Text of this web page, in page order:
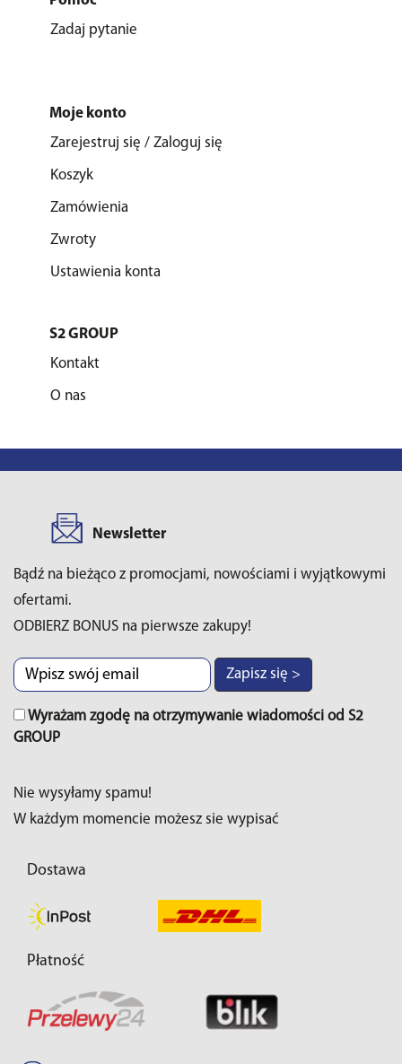
Zadaj pytanie
Moje konto
Zarejestruj się / Zaloguj się
Koszyk
Zamówienia
Zwroty
Ustawienia konta
S2 GROUP
Kontakt
O nas
Newsletter
Bądź na bieżąco z promocjami, nowościami i wyjątkowymi
ofertami.
ODBIERZ BONUS na pierwsze zakupy!
Zapisz się >
Wyrażam zgodę na otrzymywanie wiadomości od S2
GROUP
Nie wysyłamy spamu!
W każdym momencie możesz sie wypisać
Dostawa
Płatność